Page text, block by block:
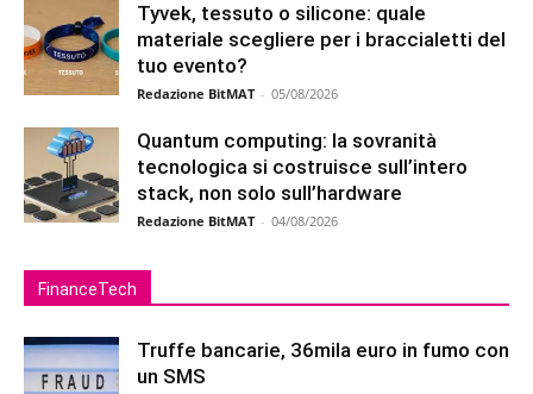
Tyvek, tessuto o silicone: quale
materiale scegliere per i braccialetti del
tuo evento?
Redazione BitMAT - 05/08/2026
Quantum computing: la sovranità
tecnologica si costruisce sull’intero
stack, non solo sull’hardware
Redazione BitMAT - 04/08/2026
FinanceTech
Truffe bancarie, 36mila euro in fumo con
un SMS